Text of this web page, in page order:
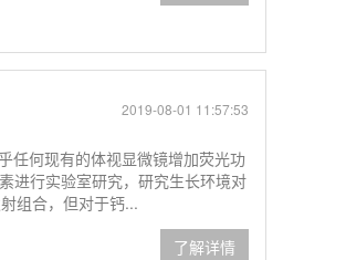
2019-08-01 11:57:53
任何现有的体视显微镜增加荧光功
进行实验室研究，研究生长环境对
组合，但对于钙...
了解详情